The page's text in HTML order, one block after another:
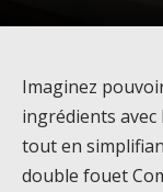
Imaginez
ingrédients avec
tout en
double fouet